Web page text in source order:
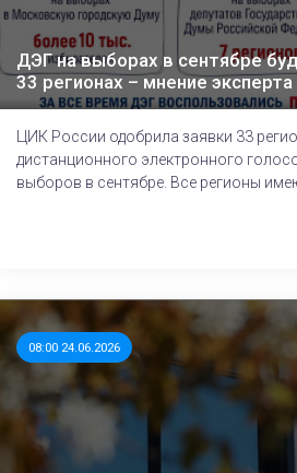
ДЭГ на выборах в сентябре
33 регионах – мнение эксперта
ЦИК России одобрила заявки 33
дистанционного электронного
выборов в сентябре. Все регионы
08:00 24.06.2026